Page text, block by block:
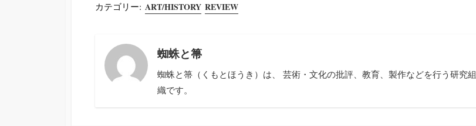
カテゴリー: ART/HISTORY REVIEW
蜘蛛と箒
蜘蛛と箒（くもとほうき）は、 芸術・文化の批評、教育、製作などを行う研究組
織です。